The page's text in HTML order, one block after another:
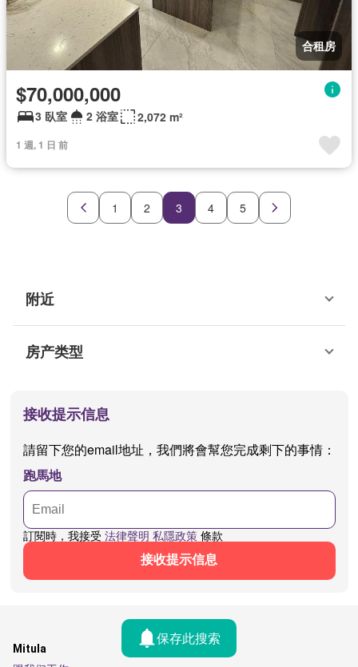
合租房
$70,000,000
3 臥室 2 浴室 2,072 m²
1 週, 1 日 前
1 2 3 4 5
附近
房产类型
接收提示信息
請留下您的email地址，我們將會幫您完成剩下的事情：
跑馬地
訂閱時，我接受 法律聲明 私隱政策條款
接收提示信息
保存此搜索
Mitula